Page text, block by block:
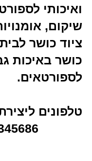
ואיכותי
שיקום,
ציוד כושר
כושר באיכות
לספורטאים.
טלפונים